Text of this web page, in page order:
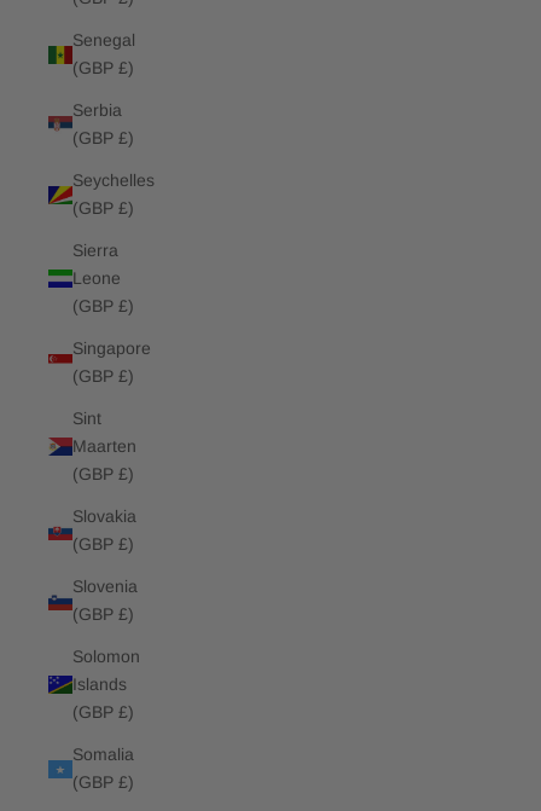
Senegal
(GBP £)
Serbia
(GBP £)
Seychelles
(GBP £)
Sierra
Leone
(GBP £)
Singapore
(GBP £)
Sint
Maarten
(GBP £)
Slovakia
(GBP £)
Slovenia
(GBP £)
Solomon
Islands
(GBP £)
Somalia
(GBP £)